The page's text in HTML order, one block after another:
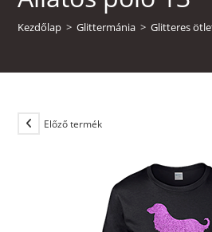
Kezdőlap > Glittermánia > Glitteres
Előző termék